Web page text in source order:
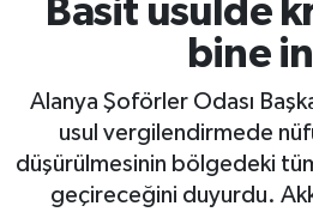
Basit usulde
bine
Alanya Şoförler Odası
usul vergilendirmede
düşürülmesinin bölgedeki
geçireceğini duyurdu.
Ekonomi
Gizlilik İlkeleri - Privacy